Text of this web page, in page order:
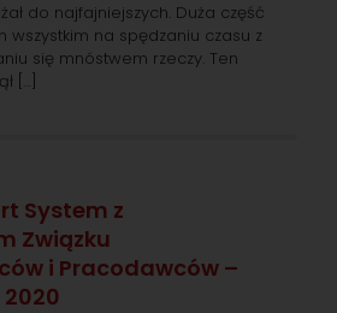
do najfajniejszych. Duża część
wszystkim na spędzaniu czasu z
się mnóstwem rzeczy. Ten
[…]
System z
Związku
i Pracodawców –